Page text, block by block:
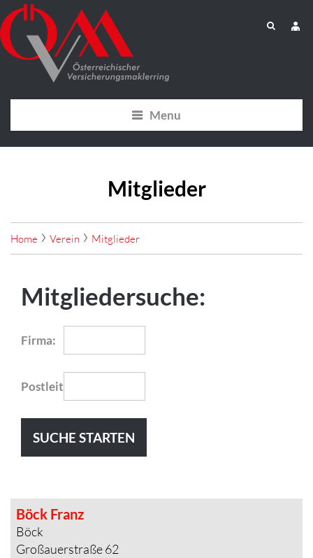
Menu
Mitglieder
Home Verein Mitglieder
Mitgliedersuche:
Firma:
Postleitzahl:
Böck Franz
Böck
Großauerstraße 62